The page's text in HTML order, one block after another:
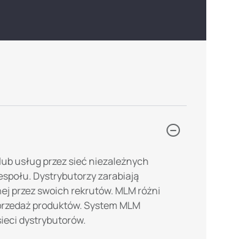
usług przez sieć niezależnych
Dystrybutorzy zarabiają
przez swoich rekrutów. MLM różni
produktów. System MLM
dystrybutorów.